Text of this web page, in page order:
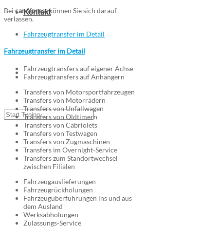
Kontakt
Bei car-Xpresskönnen Sie sich darauf
verlassen.
Fahrzeugtransfer im Detail
Fahrzeugtransfer im Detail
Fahrzeugtransfers auf eigener Achse
Fahrzeugtransfers auf Anhängern
Transfers von Motorsportfahrzeugen
Transfers von Motorrädern
Transfers von Unfallwagen
Transfers von Oldtimern
Transfers von Cabriolets
Transfers von Testwagen
Transfers von Zugmaschinen
Transfers im Overnight-Service
Transfers zum Standortwechsel
zwischen Filialen
Fahrzeugauslieferungen
Fahrzeugrückholungen
Fahrzeugüberführungen ins und aus
dem Ausland
Werksabholungen
Zulassungs-Service